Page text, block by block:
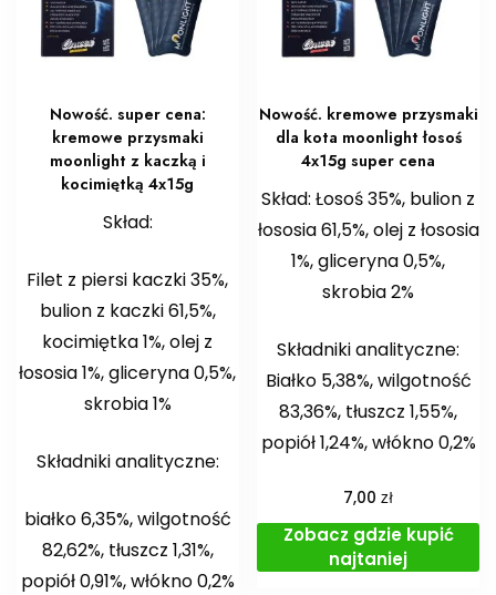
Nowość. super cena:
kremowe przysmaki
moonlight z kaczką i
kocimiętką 4x15g
Skład:
Filet z piersi kaczki 35%,
bulion z kaczki 61,5%,
kocimiętka 1%, olej z
łososia 1%, gliceryna 0,5%,
skrobia 1%
Składniki analityczne:
białko 6,35%, wilgotność
82,62%, tłuszcz 1,31%,
popiół 0,91%, włókno 0,2%
Nowość. kremowe przysmaki
dla kota moonlight łosoś
4x15g super cena
Skład: Łosoś 35%, bulion z
łososia 61,5%, olej z łososia
1%, gliceryna 0,5%,
skrobia 2%
Składniki analityczne:
Białko 5,38%, wilgotność
83,36%, tłuszcz 1,55%,
popiół 1,24%, włókno 0,2%
7,00zł
Zobacz gdzie kupić
najtaniej